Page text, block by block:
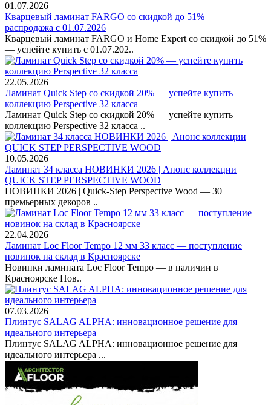
01.07.2026
Кварцевый ламинат FARGO со скидкой до 51% —
распродажа с 01.07.2026
Кварцевый ламинат FARGO и Home Expert со скидкой до 51%
— успейте купить с 01.07.202..
22.05.2026
Ламинат Quick Step со скидкой 20% — успейте купить
коллекцию Perspective 32 класса
Ламинат Quick Step со скидкой 20% — успейте купить
коллекцию Perspective 32 класса ..
10.05.2026
Ламинат 34 класса НОВИНКИ 2026 | Анонс коллекции
QUICK STEP PERSPECTIVE WOOD
НОВИНКИ 2026 | Quick-Step Perspective Wood — 30
премьерных декоров ..
22.04.2026
Ламинат Loc Floor Tempo 12 мм 33 класс — поступление
новинок на склад в Красноярске
Новинки ламината Loc Floor Tempo — в наличии в
Красноярске Нов..
07.03.2026
Плинтус SALAG ALPHA: инновационное решение для
идеального интерьера
Плинтус SALAG ALPHA: инновационное решение для
идеального интерьера ...